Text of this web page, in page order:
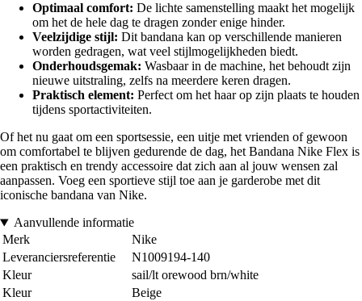
Optimaal comfort: De lichte samenstelling maakt het mogelijk
om het de hele dag te dragen zonder enige hinder.
Veelzijdige stijl: Dit bandana kan op verschillende manieren
worden gedragen, wat veel stijlmogelijkheden biedt.
Onderhoudsgemak: Wasbaar in de machine, het behoudt zijn
nieuwe uitstraling, zelfs na meerdere keren dragen.
Praktisch element: Perfect om het haar op zijn plaats te houden
tijdens sportactiviteiten.
Of het nu gaat om een sportsessie, een uitje met vrienden of gewoon
om comfortabel te blijven gedurende de dag, het Bandana Nike Flex is
een praktisch en trendy accessoire dat zich aan al jouw wensen zal
aanpassen. Voeg een sportieve stijl toe aan je garderobe met dit
iconische bandana van Nike.
Aanvullende informatie
Merk
Nike
Leveranciersreferentie
N1009194-140
Kleur
sail/lt orewood brn/white
Kleur
Beige